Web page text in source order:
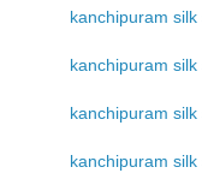
kanchipuram
kanchipuram
kanchipuram
kanchipuram